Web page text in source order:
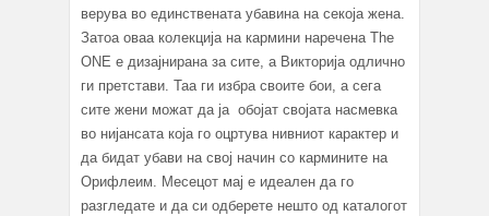
верува во единствената убавина на секоја жена.
Затоа оваа колекција на кармини наречена The
ONE e дизајнирана за сите, а Викторија одлично
ги претстави. Таа ги избра своите бои, а сега
сите жени можат да ја обојат својата насмевка
во нијансата која го оцртува нивниот карактер и
да бидат убави на свој начин со кармините на
Орифлеим. Месецот мај е идеален да го
разгледате и да си одберете нешто од каталогот